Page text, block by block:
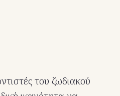
του ζωδιακού